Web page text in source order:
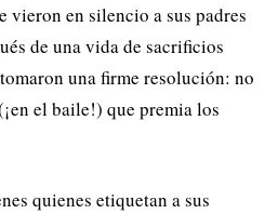
vieron en silencio a sus padres
de una vida de sacrificios
una firme resolución: no
el baile!) que premia los
quienes etiquetan a sus